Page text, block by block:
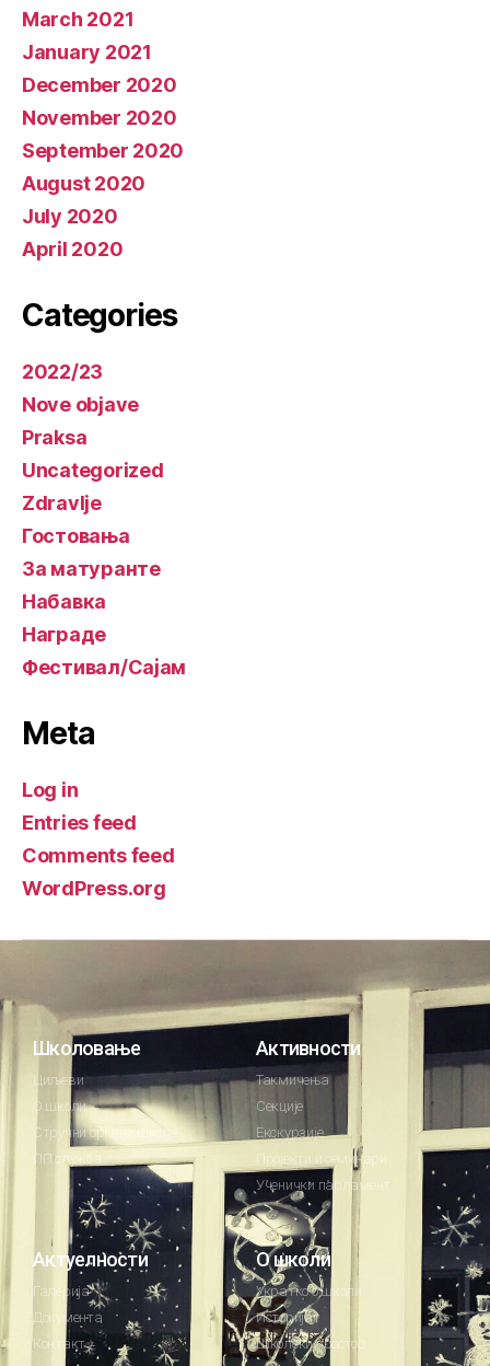
March 2021
January 2021
December 2020
November 2020
September 2020
August 2020
July 2020
April 2020
Categories
2022/23
Nove objave
Praksa
Uncategorized
Zdravlje
Гостовања
За матуранте
Набавка
Награде
Фестивал/Сајам
Meta
Log in
Entries feed
Comments feed
WordPress.org
Школовање
Циљеви
О школи
Стручни органи школе
ПП служба
Активности
Такмичења
Секције
Екскурзије
Пројекти и семинари
Ученички парламент
Актуелности
Галерија
Документа
Контакт
О школи
Укратко о школи
Историјат
Школски простор